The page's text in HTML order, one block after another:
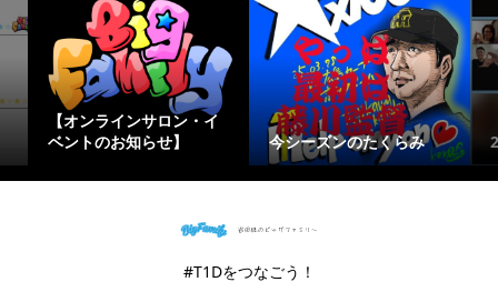
【オンラインサロン・イ
ベントのお知らせ】
今シーズンのたくらみ
#T1Dをつなごう！